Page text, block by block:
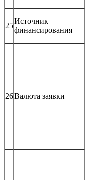
25
Источник
финансирования
26Валюта заявки